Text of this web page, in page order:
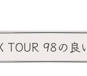
TOUR 98の良